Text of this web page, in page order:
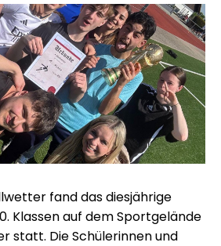
fand das diesjährige
Klassen auf dem Sportgelände
statt. Die Schülerinnen und